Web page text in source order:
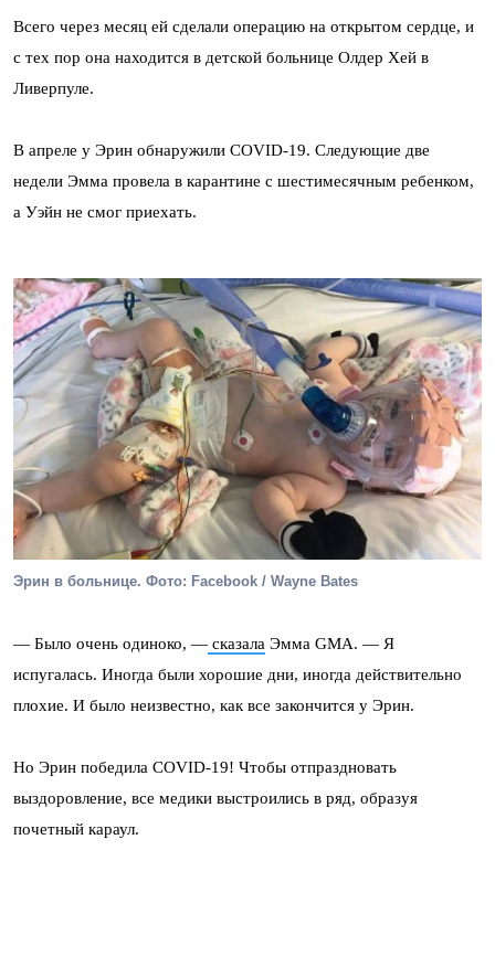
Всего через месяц ей сделали операцию на открытом сердце, и
с тех пор она находится в детской больнице Олдер Хей в
Ливерпуле.
В апреле у Эрин обнаружили COVID-19. Следующие две
недели Эмма провела в карантине с шестимесячным ребенком,
а Уэйн не смог приехать.
Эрин в больнице. Фото: Facebook / Wayne Bates
— Было очень одиноко, — сказала Эмма GMA. — Я
испугалась. Иногда были хорошие дни, иногда действительно
плохие. И было неизвестно, как все закончится у Эрин.
Но Эрин победила COVID-19! Чтобы отпраздновать
выздоровление, все медики выстроились в ряд, образуя
почетный караул.